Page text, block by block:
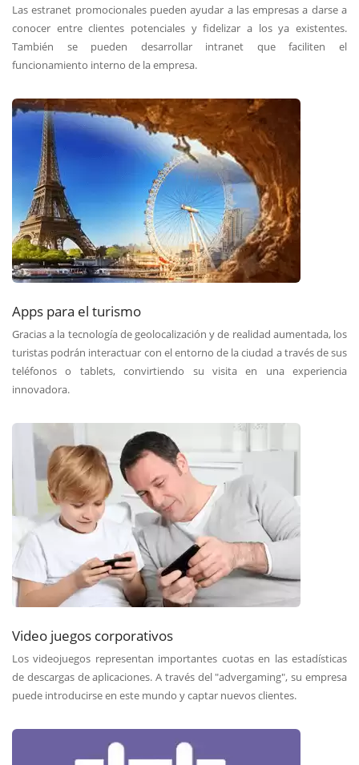
Las estranet promocionales pueden ayudar a las empresas a darse a
conocer entre clientes potenciales y fidelizar a los ya existentes.
También se pueden desarrollar intranet que faciliten el
funcionamiento interno de la empresa.
Apps para el turismo
Gracias a la tecnología de geolocalización y de realidad aumentada, los
turistas podrán interactuar con el entorno de la ciudad a través de sus
teléfonos o tablets, convirtiendo su visita en una experiencia
innovadora.
Video juegos corporativos
Los videojuegos representan importantes cuotas en las estadísticas
de descargas de aplicaciones. A través del "advergaming", su empresa
puede introducirse en este mundo y captar nuevos clientes.